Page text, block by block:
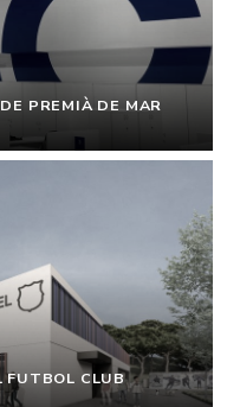
PREMIÀ DE MAR
FUTBOL CLUB